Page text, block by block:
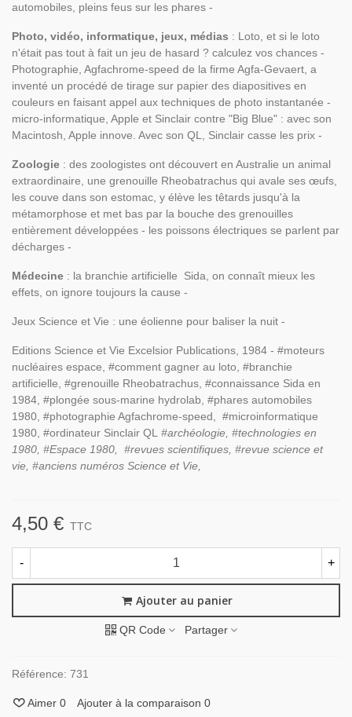
automobiles, pleins feus sur les phares -
Photo, vidéo, informatique, jeux, médias : Loto, et si le loto
n'était pas tout à fait un jeu de hasard ? calculez vos chances -
Photographie, Agfachrome-speed de la firme Agfa-Gevaert, a
inventé un procédé de tirage sur papier des diapositives en
couleurs en faisant appel aux techniques de photo instantanée -
micro-informatique, Apple et Sinclair contre "Big Blue" : avec son
Macintosh, Apple innove. Avec son QL, Sinclair casse les prix -
Zoologie : des zoologistes ont découvert en Australie un animal
extraordinaire, une grenouille Rheobatrachus qui avale ses œufs,
les couve dans son estomac, y élève les têtards jusqu'à la
métamorphose et met bas par la bouche des grenouilles
entièrement développées - les poissons électriques se parlent par
décharges -
Médecine : la branchie artificielle Sida, on connaît mieux les
effets, on ignore toujours la cause -
Jeux Science et Vie : une éolienne pour baliser la nuit -
Editions Science et Vie Excelsior Publications, 1984 - #moteurs
nucléaires espace, #comment gagner au loto, #branchie
artificielle, #grenouille Rheobatrachus, #connaissance Sida en
1984, #plongée sous-marine hydrolab, #phares automobiles
1980, #photographie Agfachrome-speed, #microinformatique
1980, #ordinateur Sinclair QL #archéologie, #technologies en
1980, #Espace 1980, #revues scientifiques, #revue science et
vie, #anciens numéros Science et Vie,
4,50 € TTC
- +
Ajouter au panier
QR Code Partager
Référence: 731
Aimer 0 Ajouter à la comparaison 0